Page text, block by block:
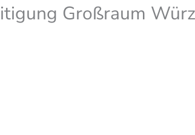
Großraum